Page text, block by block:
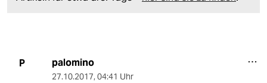
P palomino
27.10.2017, 04:41 Uhr